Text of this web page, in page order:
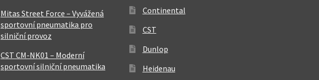
Mitas Street Force – Vyvážená
sportovní pneumatika pro
silniční provoz
CST CM-NK01 – Moderní
sportovní silniční pneumatika
Continental
CST
Dunlop
Heidenau